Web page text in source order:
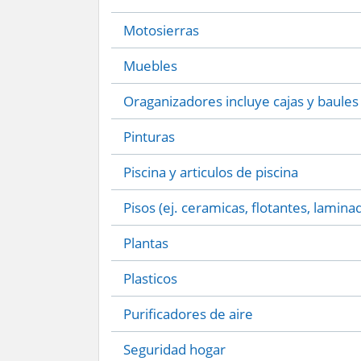
Motosierras
Muebles
Oraganizadores incluye cajas y baules
Pinturas
Piscina y articulos de piscina
Pisos (ej. ceramicas, flotantes,
Plantas
Plasticos
Purificadores de aire
Seguridad hogar